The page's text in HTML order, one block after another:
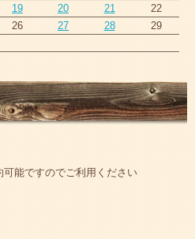
19 20 21
22
26 27 28
29
能ですのでご利用ください